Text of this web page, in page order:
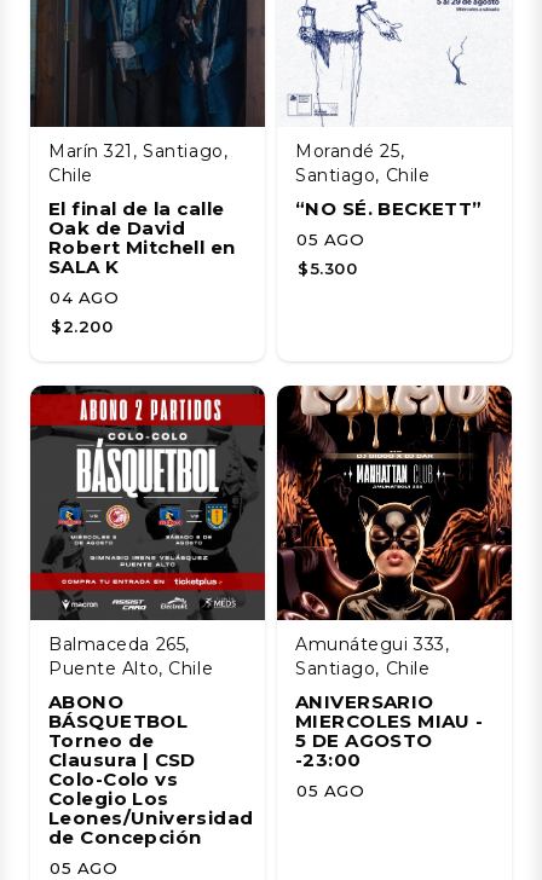
Marín 321, Santiago,
Chile
El final de la calle
Oak de David
Robert Mitchell en
SALA K
04 AGO
$2.200
Morandé 25,
Santiago, Chile
“NO SÉ. BECKETT”
05 AGO
$5.300
Balmaceda 265,
Puente Alto, Chile
ABONO
BÁSQUETBOL
Torneo de
Clausura | CSD
Colo-Colo vs
Colegio Los
Leones/Universidad
de Concepción
05 AGO
Amunátegui 333,
Santiago, Chile
ANIVERSARIO
MIERCOLES MIAU -
5 DE AGOSTO
-23:00
05 AGO